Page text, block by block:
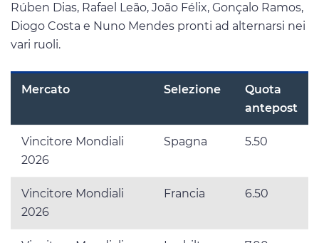
Rúben Dias, Rafael Leão, João Félix, Gonçalo Ramos,
Diogo Costa e Nuno Mendes pronti ad alternarsi nei
vari ruoli.
Mercato Selezione
Quota
antepost
Vincitore Mondiali
2026
Spagna 5.50
Vincitore Mondiali
2026
Francia 6.50